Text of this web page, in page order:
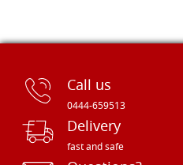
Call us
0444-659513
Delivery
fast and safe